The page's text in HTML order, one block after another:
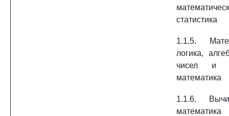
статистика
1.1.5.
логика,
чисел и
математика
1.1.6.
математика